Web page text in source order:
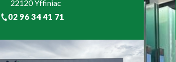
22120 Yffiniac
02 96 34 41 71